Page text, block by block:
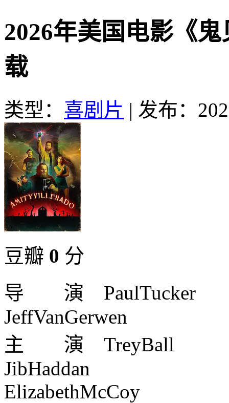
2026年美国电影《
载
类型： 喜剧片 | 发布：
豆瓣 0 分
导 演 PaulTucker
JeffVanGerwen
主 演 TreyBall
JibHaddan
ElizabethMcCoy